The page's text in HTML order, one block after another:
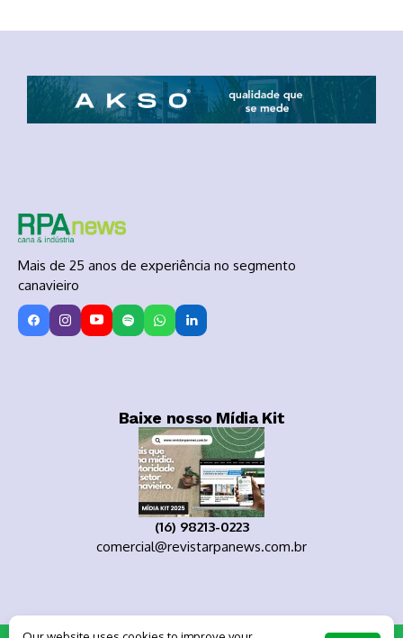
Mais de 25 anos de experiência no segmento
canavieiro
Baixe nosso Mídia Kit
(16) 98213-0223
comercial@revistarpanews.com.br